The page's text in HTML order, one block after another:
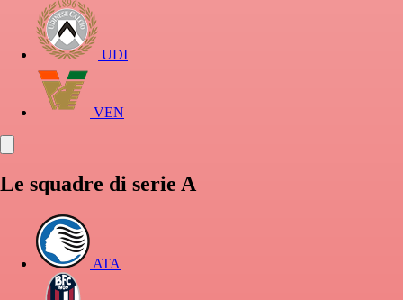
UDI
VEN
Le squadre di serie A
ATA